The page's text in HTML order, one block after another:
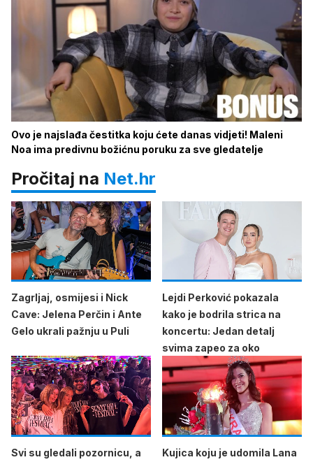
Ovo je najslađa čestitka koju ćete danas vidjeti! Maleni
Noa ima predivnu božićnu poruku za sve gledatelje
Pročitaj na Net.hr
Zagrljaj, osmijesi i Nick
Cave: Jelena Perčin i Ante
Gelo ukrali pažnju u Puli
Lejdi Perković pokazala
kako je bodrila strica na
koncertu: Jedan detalj
svima zapeo za oko
Svi su gledali pozornicu, a
Kujica koju je udomila Lana